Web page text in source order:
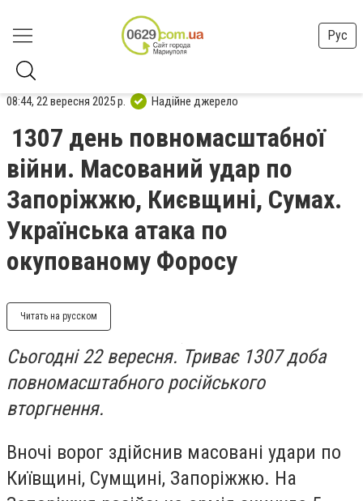
Рус
08:44, 22 вересня 2025 р. Надійне джерело
1307 день повномасштабної
війни. Масований удар по
Запоріжжю, Києвщині, Сумах.
Українська атака по
окупованому Форосу
Читать на русском
Сьогодні 22 вересня. Триває 1307 доба
повномасштабного російського
вторгнення.
Вночі ворог здійснив масовані удари по
Київщині, Сумщині, Запоріжжю. На